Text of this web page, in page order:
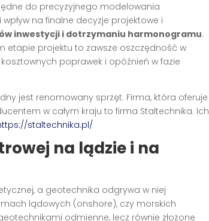
do precyzyjnego modelowania
na finalne decyzje projektowe i
inwestycji i dotrzymaniu harmonogramu.
etapie projektu to zawsze oszczędność w
poprawek i opóźnień w fazie
jest renomowany sprzęt. Firma, która oferuje
w całym kraju to firma Staltechnika. Ich
staltechnika.pl/
na lądzie i na
a geotechnika odgrywa w niej
lądowych (onshore), czy morskich
odmienne, lecz równie złożone